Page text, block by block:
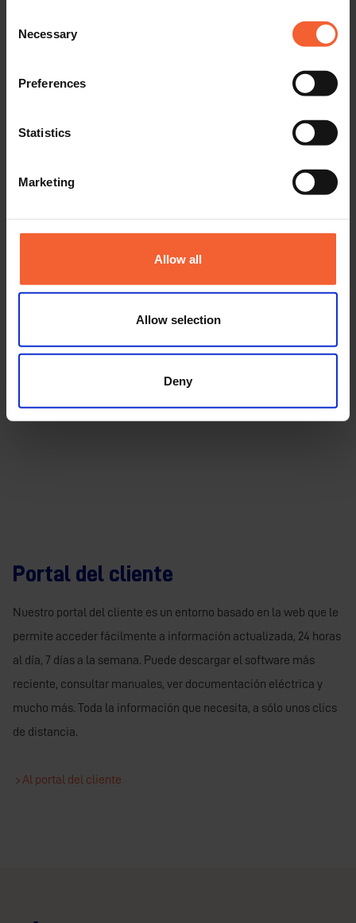
Selection
Necessary
Preferences
Statistics
Marketing
Allow all
Allow selection
Deny
Una preparación eficaz del trabajo es crucial para optimizar el
rendimiento de su máquina. Le ofrecemos una formación
completa sobre detallado y preparación del trabajo, disponible
tanto en línea como fuera de línea. La formación se centra en el
de fabricación propia de HGG y en el proceso
digital de creación de archivos de corte para sacar todo el
Portal del cliente
Nuestro portal del cliente es un entorno basado en la web que le
permite acceder fácilmente a información actualizada, 24 horas
al día, 7 días a la semana. Puede descargar el software más
reciente, consultar manuales, ver documentación eléctrica y
mucho más. Toda la información que necesita, a sólo unos clics
de distancia.
Al portal del cliente